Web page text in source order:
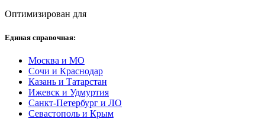
Оптимизирован для
Единая справочная:
Москва и МО
Сочи и Краснодар
Казань и Татарстан
Ижевск и Удмуртия
Санкт-Петербург и ЛО
Севастополь и Крым